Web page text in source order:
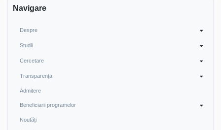
Navigare
Despre
Studii
Cercetare
Transparența
Admitere
Beneficiarii programelor
Noutăți